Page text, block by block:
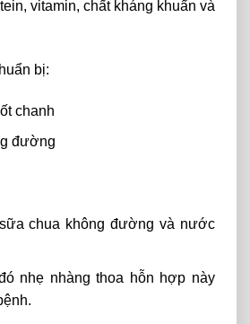
vitamin, chất kháng khuẩn và
bị:
chanh
đường
chua không đường và nước
nhẹ nhàng thoa hỗn hợp này